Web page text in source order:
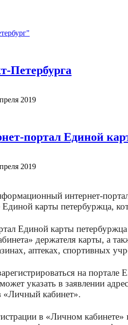
Петербурга
2019
портал Единой
2019
интернет-
карты петербуржца,
Единой карты
держателя карты, а
аптеках, спортивных
на
указать в заявлении
«Личный кабинет».
в «Личном